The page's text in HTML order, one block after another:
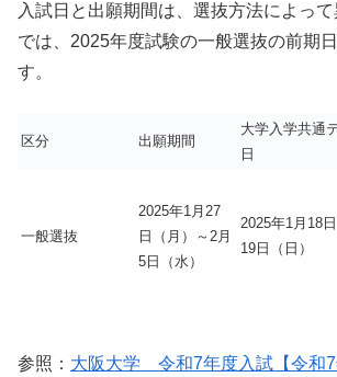
入試日と出願期間は、選抜方法によっ
では、2025年度試験の一般選抜の前期
す。
区分 出願期間
大学入学共通
日
一般選抜
2025年1月27
日（月）～2月
5日（水）
2025年1月18
19日（日）
参照： 大阪大学 令和7年度入試【令和7